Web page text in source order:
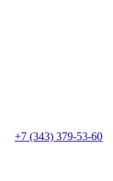
+7 (343) 379-53-60